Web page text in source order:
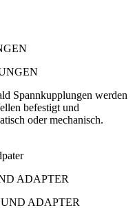
Spannkupplungen werden
befestigt und
oder mechanisch.
ADAPTER